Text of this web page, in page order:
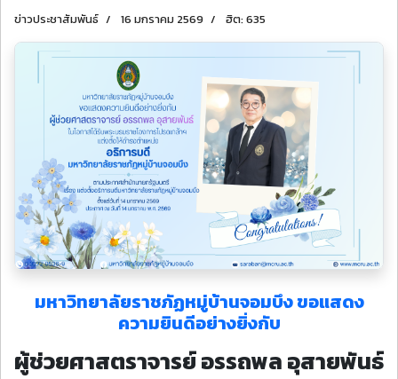
ข่าวประชาสัมพันธ์ 16 มกราคม 2569 ฮิต: 635
มหาวิทยาลัยราชภัฏหมู่บ้านจอมบึง ขอแสดง
ความยินดีอย่างยิ่งกับ
ผู้ช่วยศาสตราจารย์ อรรถพล อุสายพันธ์